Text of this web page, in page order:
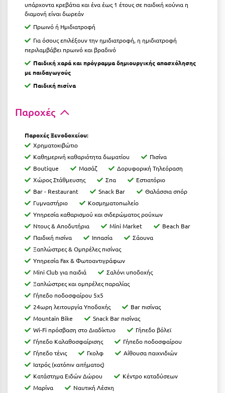
Ιωάννινα
Καβάλα
Καλάβρυτα
Κάλαμος
Καλαμπάκα
Κάλυμνος
Καμένα Βούρλα
Καρδάμαινα
Καρδαμύλη
Καρδίτσα
Κάρπαθος
Καρπενήσι
Κάρυστος
Κάσος
Κασσάνδρα
Καστοριά
Κατερίνη
Κέα - Τζιά
υπάρχοντα κρεβάτια και ένα έως 1 έτους σε παιδική κούνια η
διαμονή είναι δωρεάν
Πρωινό ή Ημιδιατροφή
Για όσους επιλέξουν την ημιδιατροφή, η ημιδιατροφή
περιλαμβάβει πρωινό και βραδινό
Παιδική χαρά και πρόγραμμα δημιουργικής απασχόλησης
με παιδαγωγούς
Παιδική πισίνα
Παροχές
Παροχές Ξενοδοχείου:
Χρηματοκιβώτιο
Καθημερινή καθαριότητα δωματίου
Πισίνα
Boutique
Μασάζ
Δορυφορική Τηλεόραση
Χώρος Στάθμευσης
Σπα
Εστιατόριο
Bar - Restaurant
Snack Bar
Θαλάσσια σπόρ
Γυμναστήριο
Κοσμηματοπωλείο
Υπηρεσία καθαρισμού και σιδερώματος ρούχων
Ντους & Αποδυτήρια
Mini Market
Beach Bar
Παιδική πισίνα
Ιππασία
Σάουνα
Ξαπλώστρες & Ομπρέλες πισίνας
Υπηρεσία Fax & Φωτοαντιγράφων
Mini Club για παιδιά
Σαλόνι υποδοχής
Ξαπλώστρες και ομπρέλες παραλίας
Γήπεδο ποδοσφαίρου 5x5
24ωρη λειτουργία Υποδοχής
Bar πισίνας
Mountain Bike
Snack Bar πισίνας
Wi-Fi πρόσβαση στο Διαδίκτυο
Γήπεδο βόλεϊ
Γήπεδο Καλαθοσφαίρισης
Γήπεδο ποδοσφαίρου
Γήπεδο τένις
Γκολφ
Αίθουσα παιχνιδιών
Ιατρός (κατόπιν αιτήματος)
Κατάστημα Ειδών Δώρου
Κέντρο καταδύσεων
Μαρίνα
Ναυτική Λέσχη